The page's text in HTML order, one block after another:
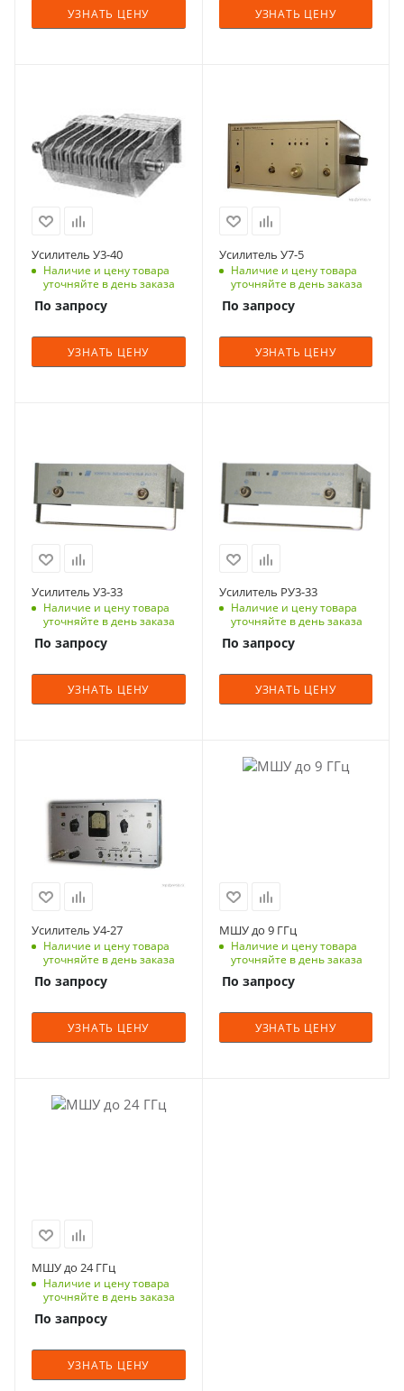
УЗНАТЬ ЦЕНУ УЗНАТЬ ЦЕНУ
Усилитель У3-40
Наличие и цену товара
уточняйте в день заказа
По запросу
УЗНАТЬ ЦЕНУ
Усилитель У7-5
Наличие и цену товара
уточняйте в день заказа
По запросу
УЗНАТЬ ЦЕНУ
Усилитель У3-33
Наличие и цену товара
уточняйте в день заказа
По запросу
УЗНАТЬ ЦЕНУ
Усилитель РУ3-33
Наличие и цену товара
уточняйте в день заказа
По запросу
УЗНАТЬ ЦЕНУ
Усилитель У4-27
Наличие и цену товара
уточняйте в день заказа
По запросу
УЗНАТЬ ЦЕНУ
МШУ до 9 ГГц
Наличие и цену товара
уточняйте в день заказа
По запросу
УЗНАТЬ ЦЕНУ
МШУ до 24 ГГц
Наличие и цену товара
уточняйте в день заказа
По запросу
УЗНАТЬ ЦЕНУ